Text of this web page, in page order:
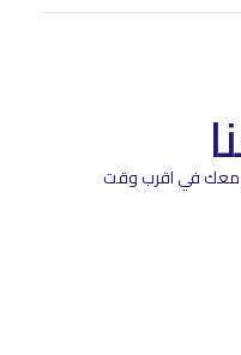
معك في اقرب وقت